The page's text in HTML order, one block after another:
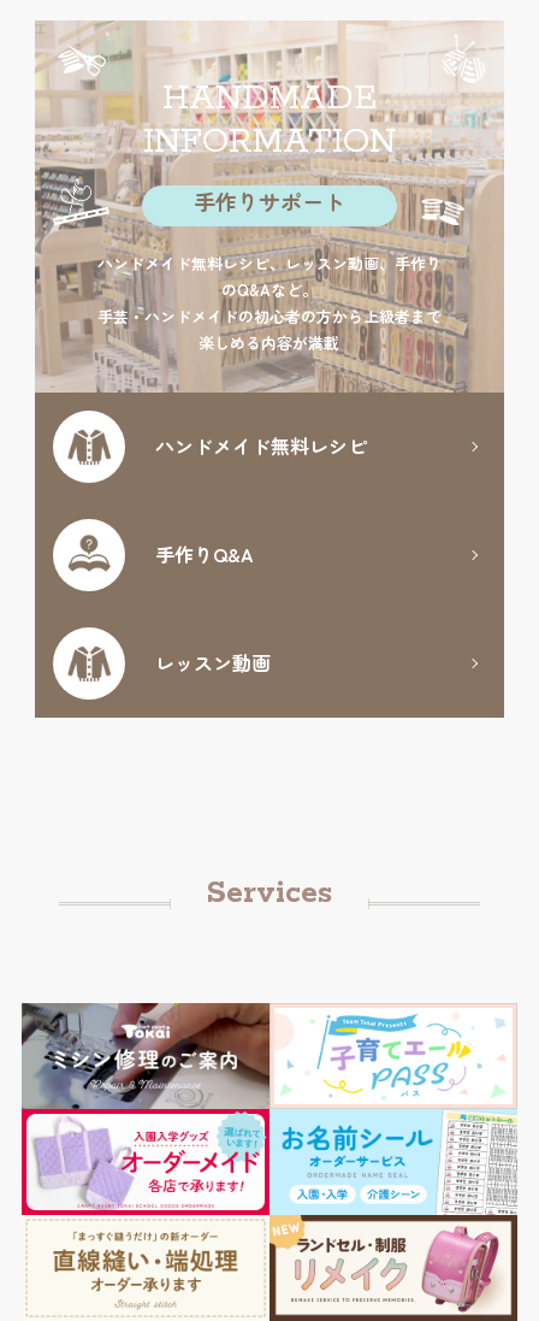
HANDMADE
INFORMATION
手作りサポート
ハンドメイド無料レシピ、レッスン動画、手作り
のQ&Aなど。
手芸・ハンドメイドの初心者の方から上級者まで
楽しめる内容が満載
ハンドメイド無料レシピ
手作りQ&A
レッスン動画
Services